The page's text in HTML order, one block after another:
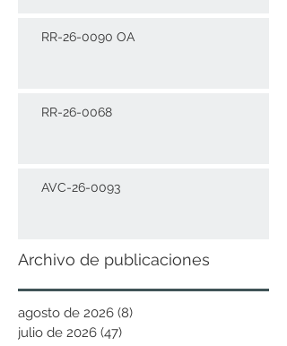
RR-26-0090 OA
RR-26-0068
AVC-26-0093
Archivo de publicaciones
agosto de 2026 (8)
julio de 2026 (47)